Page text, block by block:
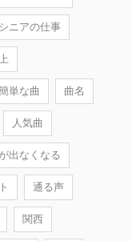
シニアの仕事
単な曲 曲名
人気曲
出なくなる
通る声
関西